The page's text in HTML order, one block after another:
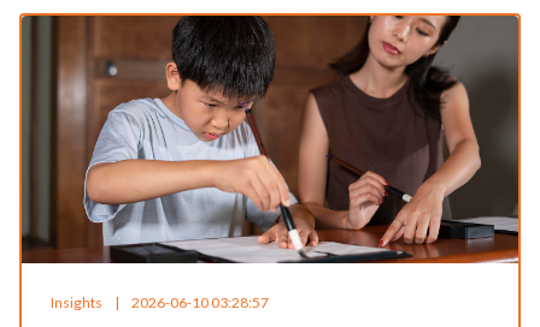
Insights | 2026-06-10 03:28:57